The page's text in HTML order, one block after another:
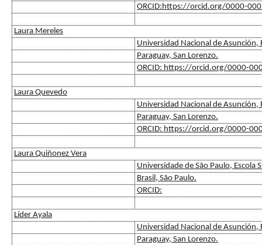
ORCID:https://orcid.org/0000-
Laura Mereles
Universidad Nacional de Asunción,
Paraguay, San Lorenzo.
ORCID: https://orcid.org/0000-
Laura Quevedo
Universidad Nacional de Asunción,
Paraguay, San Lorenzo.
ORCID: https://orcid.org/0000-
Laura Quiñonez Vera
Universidade de São Paulo, Escola
Brasil, São Paulo.
ORCID:
Líder Ayala
Universidad Nacional de Asunción,
Paraguay, San Lorenzo.